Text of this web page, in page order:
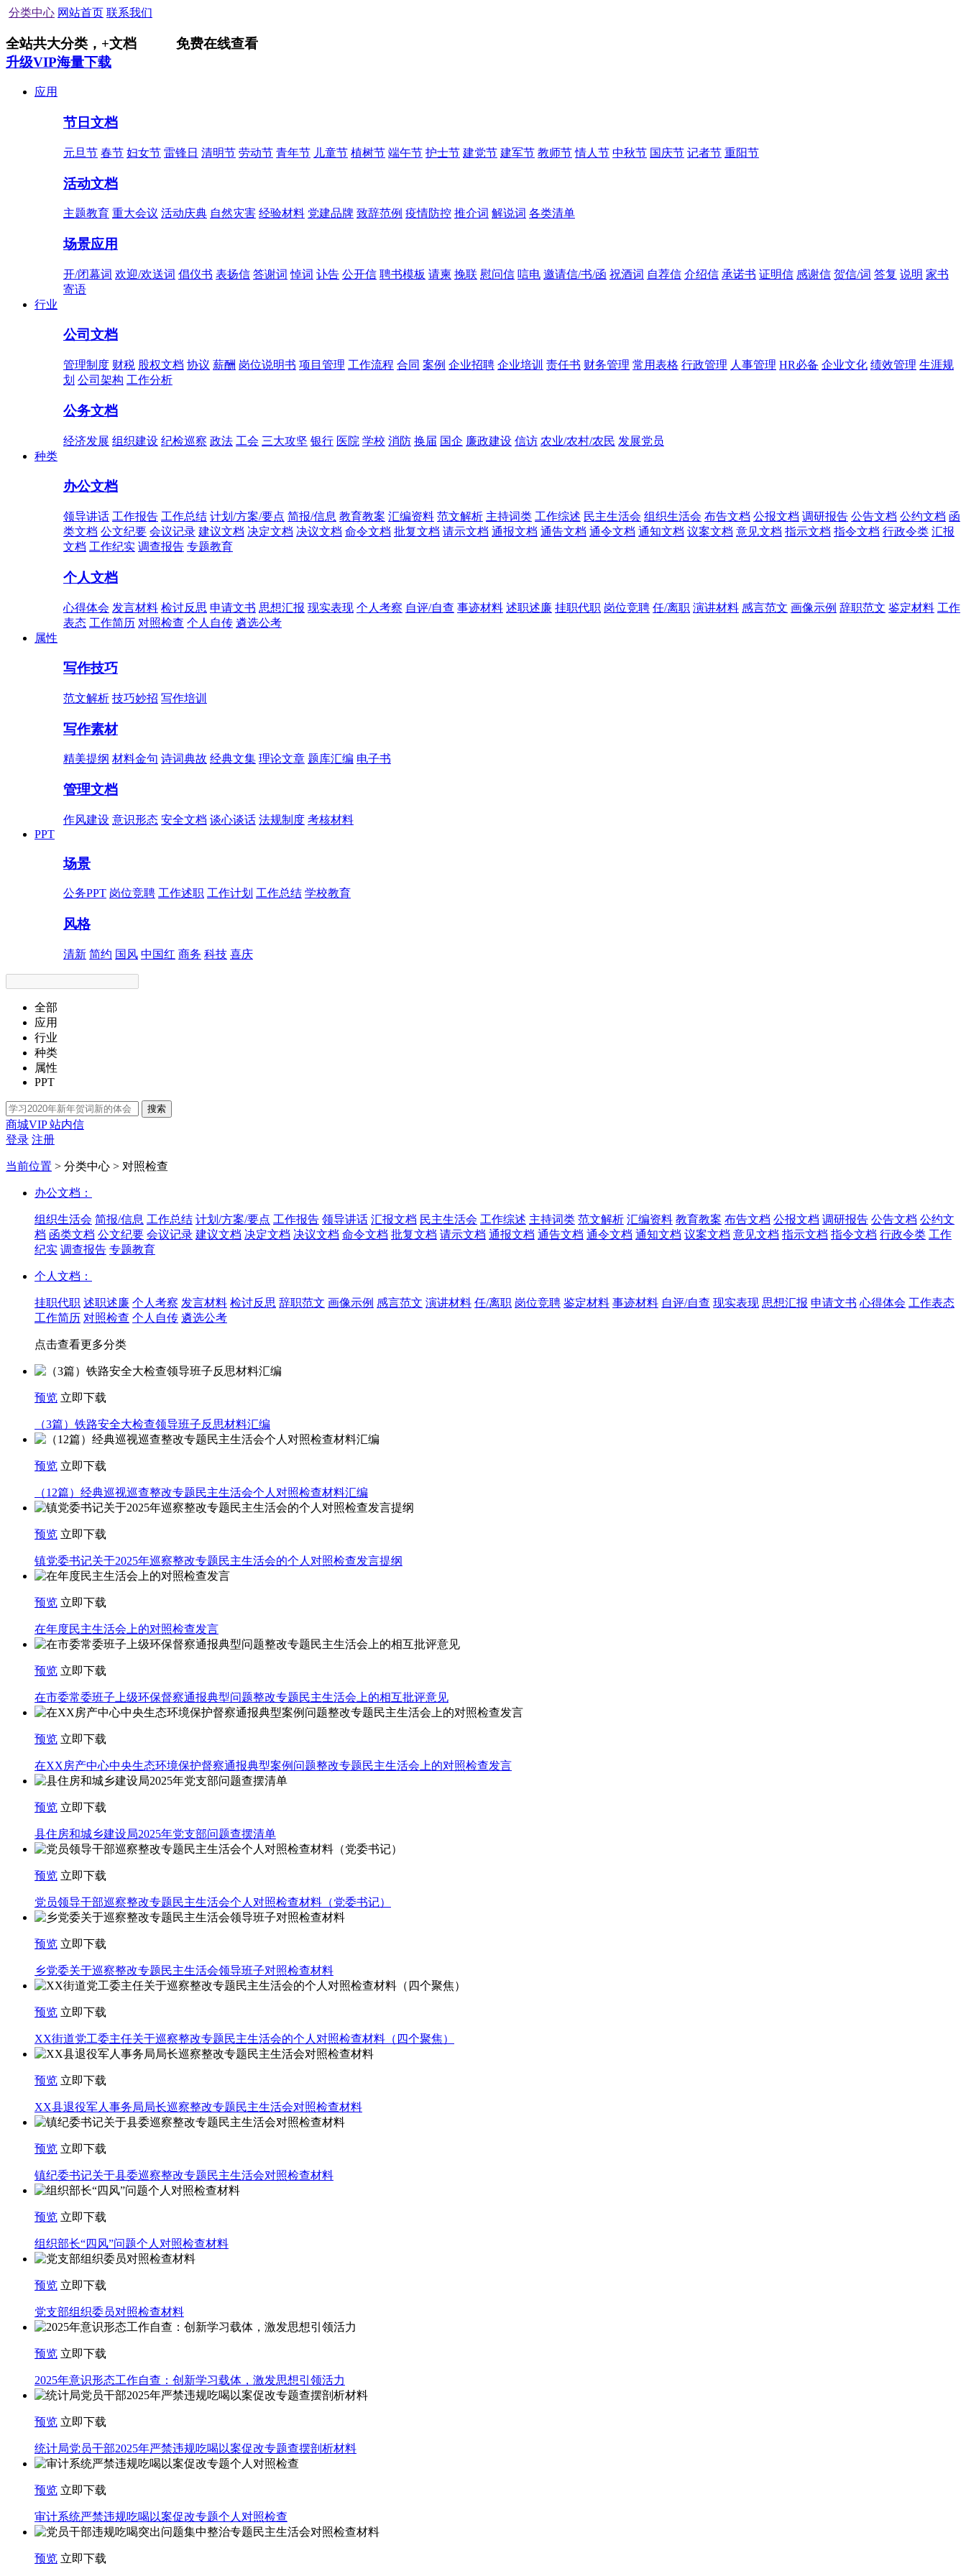
分类中心 网站首页 联系我们
全站共大分类， +文档
免费在线查看
升级VIP海量下载
应用
节日文档
元旦节 春节 妇女节 雷锋日 清明节 劳动节 青年节 儿童节 植树节 端午节 护士节 建党节 建军节 教师节 情人节 中秋节 国庆节 记者节 重阳节
活动文档
主题教育 重大会议 活动庆典 自然灾害 经验材料 党建品牌 致辞范例 疫情防控 推介词 解说词 各类清单
场景应用
开/闭幕词 欢迎/欢送词 倡仪书 表扬信 答谢词 悼词 讣告 公开信 聘书模板 请柬 挽联 慰问信 唁电 邀请信/书/函 祝酒词 自荐信 介绍信 承诺书 证明信 感谢信 贺信/词 答复 说明 家书
寄语
行业
公司文档
管理制度 财税 股权文档 协议 薪酬 岗位说明书 项目管理 工作流程 合同 案例 企业招聘 企业培训 责任书 财务管理 常用表格 行政管理 人事管理 HR必备 企业文化 绩效管理 生涯规
划 公司架构 工作分析
公务文档
经济发展 组织建设 纪检巡察 政法 工会 三大攻坚 银行 医院 学校 消防 换届 国企 廉政建设 信访 农业/农村/农民 发展党员
种类
办公文档
领导讲话 工作报告 工作总结 计划/方案/要点 简报/信息 教育教案 汇编资料 范文解析 主持词类 工作综述 民主生活会 组织生活会 布告文档 公报文档 调研报告 公告文档 公约文档 函
类文档 公文纪要 会议记录 建议文档 决定文档 决议文档 命令文档 批复文档 请示文档 通报文档 通告文档 通令文档 通知文档 议案文档 意见文档 指示文档 指令文档 行政令类 汇报
文档 工作纪实 调查报告 专题教育
个人文档
心得体会 发言材料 检讨反思 申请文书 思想汇报 现实表现 个人考察 自评/自查 事迹材料 述职述廉 挂职代职 岗位竞聘 任/离职 演讲材料 感言范文 画像示例 辞职范文 鉴定材料 工作
表态 工作简历 对照检查 个人自传 遴选公考
属性
写作技巧
范文解析 技巧妙招 写作培训
写作素材
精美提纲 材料金句 诗词典故 经典文集 理论文章 题库汇编 电子书
管理文档
作风建设 意识形态 安全文档 谈心谈话 法规制度 考核材料
PPT
场景
公务PPT 岗位竞聘 工作述职 工作计划 工作总结 学校教育
风格
清新 简约 国风 中国红 商务 科技 喜庆
全部
应用
行业
种类
属性
PPT
搜索
商城VIP站内信
登录 注册
当前位置 > 分类中心 > 对照检查
办公文档：
组织生活会 简报/信息 工作总结 计划/方案/要点 工作报告 领导讲话 汇报文档 民主生活会 工作综述 主持词类 范文解析 汇编资料 教育教案 布告文档 公报文档 调研报告 公告文档 公约文
档 函类文档 公文纪要 会议记录 建议文档 决定文档 决议文档 命令文档 批复文档 请示文档 通报文档 通告文档 通令文档 通知文档 议案文档 意见文档 指示文档 指令文档 行政令类 工作
纪实 调查报告 专题教育
个人文档：
挂职代职 述职述廉 个人考察 发言材料 检讨反思 辞职范文 画像示例 感言范文 演讲材料 任/离职 岗位竞聘 鉴定材料 事迹材料 自评/自查 现实表现 思想汇报 申请文书 心得体会 工作表态
工作简历 对照检查 个人自传 遴选公考
点击查看更多分类
预览 立即下载
（3篇）铁路安全大检查领导班子反思材料汇编
预览 立即下载
（12篇）经典巡视巡查整改专题民主生活会个人对照检查材料汇编
预览 立即下载
镇党委书记关于2025年巡察整改专题民主生活会的个人对照检查发言提纲
预览 立即下载
在年度民主生活会上的对照检查发言
预览 立即下载
在市委常委班子上级环保督察通报典型问题整改专题民主生活会上的相互批评意见
预览 立即下载
在XX房产中心中央生态环境保护督察通报典型案例问题整改专题民主生活会上的对照检查发言
预览 立即下载
县住房和城乡建设局2025年党支部问题查摆清单
预览 立即下载
党员领导干部巡察整改专题民主生活会个人对照检查材料（党委书记）
预览 立即下载
乡党委关于巡察整改专题民主生活会领导班子对照检查材料
预览 立即下载
XX街道党工委主任关于巡察整改专题民主生活会的个人对照检查材料（四个聚焦）
预览 立即下载
XX县退役军人事务局局长巡察整改专题民主生活会对照检查材料
预览 立即下载
镇纪委书记关于县委巡察整改专题民主生活会对照检查材料
预览 立即下载
组织部长“四风”问题个人对照检查材料
预览 立即下载
党支部组织委员对照检查材料
预览 立即下载
2025年意识形态工作自查：创新学习载体，激发思想引领活力
预览 立即下载
统计局党员干部2025年严禁违规吃喝以案促改专题查摆剖析材料
预览 立即下载
审计系统严禁违规吃喝以案促改专题个人对照检查
预览 立即下载